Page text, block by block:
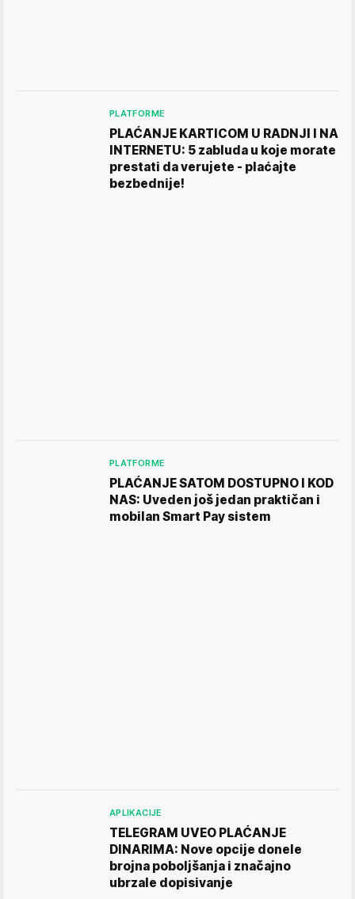
PLATFORME
PLAĆANJE KARTICOM U RADNJI I NA
INTERNETU: 5 zabluda u koje morate
prestati da verujete - plaćajte
bezbednije!
PLATFORME
PLAĆANJE SATOM DOSTUPNO I KOD
NAS: Uveden još jedan praktičan i
mobilan Smart Pay sistem
APLIKACIJE
TELEGRAM UVEO PLAĆANJE
DINARIMA: Nove opcije donele
brojna poboljšanja i značajno
ubrzale dopisivanje